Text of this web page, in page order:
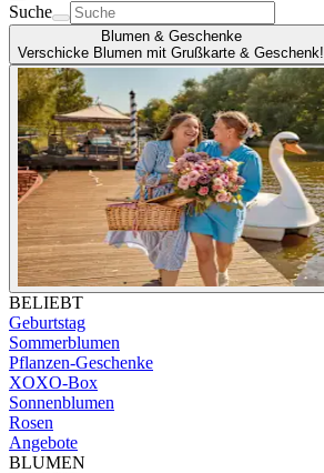
Suche
Blumen & Geschenke
Verschicke Blumen mit Grußkarte & Geschenk!
BELIEBT
Geburtstag
Sommerblumen
Pflanzen-Geschenke
XOXO-Box
Sonnenblumen
Rosen
Angebote
BLUMEN